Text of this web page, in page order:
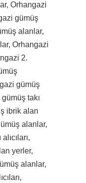
Orhangazi
gümüş
alanlar,
Orhangazi
2.
gümüş
takı
ibrik alan
alanlar,
yerler,
alanlar,